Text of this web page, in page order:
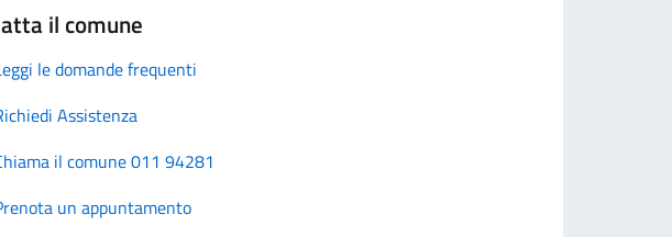
il comune
le domande frequenti
Assistenza
il comune 011 94281
un appuntamento